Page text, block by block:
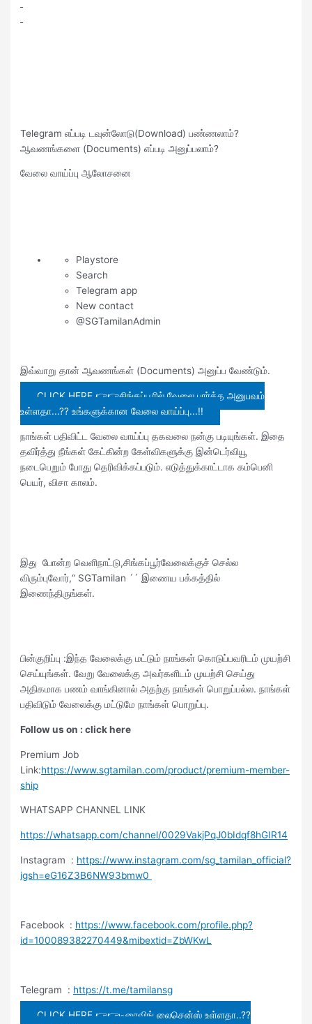
Telegram எப்படி டவுன்லோடு(Download) பண்ணலாம்?
ஆவணங்களை (Documents) எப்படி அனுப்பலாம்?
வேலை வாய்ப்பு ஆலோசனை
Playstore
Search
Telegram app
New contact
@SGTamilanAdmin
இவ்வாறு தான் ஆவணங்கள் (Documents) அனுப்ப வேண்டும்.
CLICK HERE 👉👉சிங்கப்பூரில் வேலை பார்த்த அனுபவம்
உள்ளதா...?? உங்களுக்கான வேலை வாய்ப்பு...!!
நாங்கள் பதிவிட்ட வேலை வாய்ப்பு தகவலை நன்கு படியுங்கள். இதை
தவிர்த்து நீங்கள் கேட்கின்ற கேள்விகளுக்கு இன்டெர்வியூ
நடைபெறும் போது தெரிவிக்கப்படும். எடுத்துக்காட்டாக கம்பெனி
பெயர், விசா காலம்.
இது போன்ற வெளிநாட்டு,சிங்கப்பூர்வேலைக்குச் செல்ல
விரும்புவோர்,“ SGTamilan ´´ இணைய பக்கத்தில்
இணைந்திருங்கள்.
பின்குறிப்பு :இந்த வேலைக்கு மட்டும் நாங்கள் கொடுப்பவரிடம் முயற்சி
செய்யுங்கள். வேறு வேலைக்கு அவர்களிடம் முயற்சி செய்து
அதிகமாக பணம் வாங்கினால் அதற்கு நாங்கள் பொறுப்பல்ல. நாங்கள்
பதிவிடும் வேலைக்கு மட்டுமே நாங்கள் பொறுப்பு.
Follow us on : click here
Premium Job
Link:https://www.sgtamilan.com/product/premium-member-
ship
WHATSAPP CHANNEL LINK
https://whatsapp.com/channel/0029VakjPqJ0bIdqf8hGIR14
Instagram : https://www.instagram.com/sg_tamilan_official?
igsh=eG16Z3B6NW93bmw0
Facebook : https://www.facebook.com/profile.php?
id=100089382270449&mibextid=ZbWKwL
Telegram : https://t.me/tamilansg
CLICK HERE 👉👉டிரைவிங் லைசென்ஸ் உள்ளதா..??